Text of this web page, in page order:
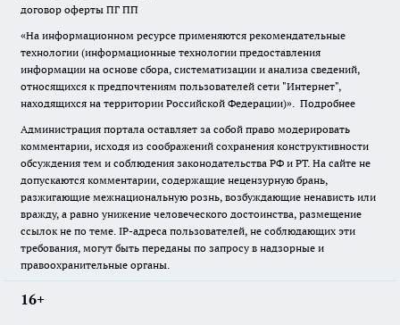
договор оферты ПГ ПП
«На информационном ресурсе применяются рекомендательные
технологии (информационные технологии предоставления
информации на основе сбора, систематизации и анализа сведений,
относящихся к предпочтениям пользователей сети "Интернет",
находящихся на территории Российской Федерации)». Подробнее
Администрация портала оставляет за собой право модерировать
комментарии, исходя из соображений сохранения конструктивности
обсуждения тем и соблюдения законодательства РФ и РТ. На сайте не
допускаются комментарии, содержащие нецензурную брань,
разжигающие межнациональную рознь, возбуждающие ненависть или
вражду, а равно унижение человеческого достоинства, размещение
ссылок не по теме. IP-адреса пользователей, не соблюдающих эти
требования, могут быть переданы по запросу в надзорные и
правоохранительные органы.
16+